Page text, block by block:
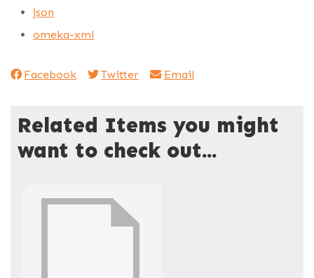
json
omeka-xml
Facebook Twitter Email
Related Items you might
want to check out...